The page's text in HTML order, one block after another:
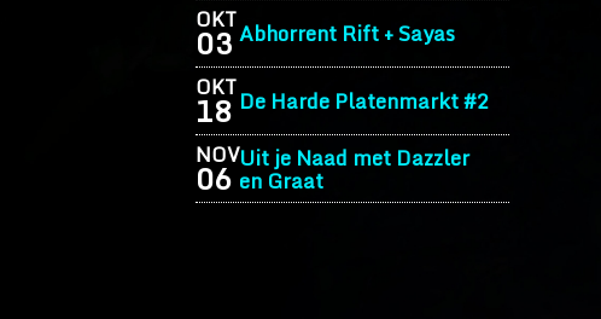
OKT
03 Abhorrent Rift + Sayas
OKT
18 De Harde Platenmarkt #2
NOV
06 Uit je Naad met Dazzler
en Graat